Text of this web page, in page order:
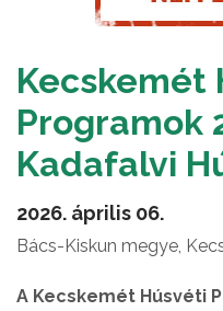
Kecskemét
Programok
Kadafalvi
2026. április 06.
Bács-Kiskun megye,
A Kecskemét Húsvéti